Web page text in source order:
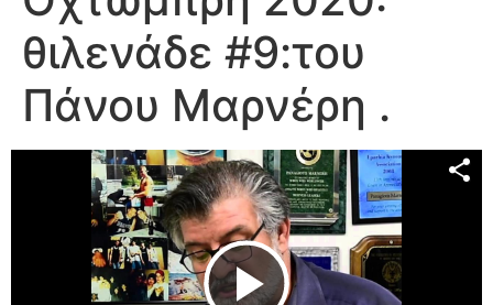
θιλενάδε #9:του
Πάνου Μαρνέρη .
Play Video